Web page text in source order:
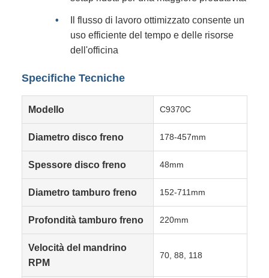
Il flusso di lavoro ottimizzato consente un
uso efficiente del tempo e delle risorse
dell'officina
Specifiche Tecniche
Modello C9370C
Diametro disco freno 178-457mm
Spessore disco freno 48mm
Diametro tamburo freno 152-711mm
Profondità tamburo freno 220mm
Velocità del mandrino
RPM
70, 88, 118